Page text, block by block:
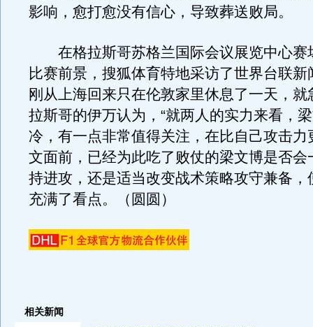
影响，愈打愈没有信心，导致葬送败局。
在格拉斯哥苏格兰国际会议展览中心赛
比赛前景，搜狐体育特地采访了世界台联新
刚从上海回来只在伦敦家里休息了一天，就
拉斯哥的伊万认为，“就两人的实力来看，
冷，有一点非常值得关注，在比自己攻击力
文面前，已经为此吃了败仗的梁文博是否会
持进攻，还是适当改变战术策略攻守兼备，
充满了看点。（圆圆）
相关新闻